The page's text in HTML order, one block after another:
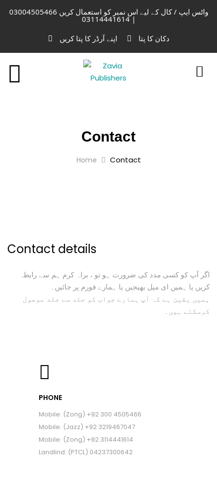
واٹس ایپ / کال کے لیے اس نمبر کو استعمال کریں 03004505466
| 03114441614
اپنے آرڈر کا پتا کریں
دکان کا پتا
Contact
Home Contact
Contact details
اگر آپ کو کسی مدد کی ضرورت ہو تو ، براہ کرم ہم سے رابطہ
کریں یا ہمیں ای میل بھیجیں یا ہمارے فورم پر جائیں۔
ہمیں یقین ہے کہ آپ ہمارے جواب کو جلد سے جلد موصول
کرسکتے ہیں۔
PHONE
Mobile: (Zong) +92 300 4505466
Mobile: (Jazz) +92 3219467047
Mobile: (Zong) +92 3114441614
Landlind: (PTCL) 04237300642